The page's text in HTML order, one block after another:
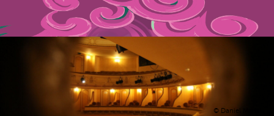
© Daniel Manzi